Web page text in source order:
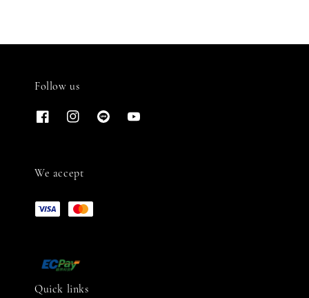
Follow us
We accept
Quick links